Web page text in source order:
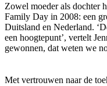
Zowel moeder als dochter
Family Day in 2008: een
Duitsland en Nederland.
een hoogtepunt’, vertelt
gewonnen, dat weten we
Met vertrouwen naar de